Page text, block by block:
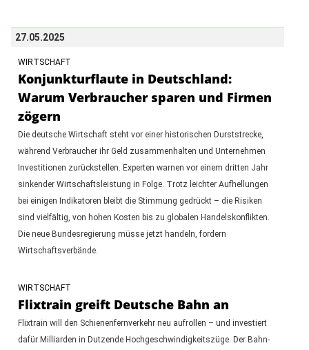
27.05.2025
WIRTSCHAFT
Konjunkturflaute in Deutschland:
Warum Verbraucher sparen und Firmen
zögern
Die deutsche Wirtschaft steht vor einer historischen Durststrecke,
während Verbraucher ihr Geld zusammenhalten und Unternehmen
Investitionen zurückstellen. Experten warnen vor einem dritten Jahr
sinkender Wirtschaftsleistung in Folge. Trotz leichter Aufhellungen
bei einigen Indikatoren bleibt die Stimmung gedrückt – die Risiken
sind vielfältig, von hohen Kosten bis zu globalen Handelskonflikten.
Die neue Bundesregierung müsse jetzt handeln, fordern
Wirtschaftsverbände.
WIRTSCHAFT
Flixtrain greift Deutsche Bahn an
Flixtrain will den Schienenfernverkehr neu aufrollen – und investiert
dafür Milliarden in Dutzende Hochgeschwindigkeitszüge. Der Bahn-